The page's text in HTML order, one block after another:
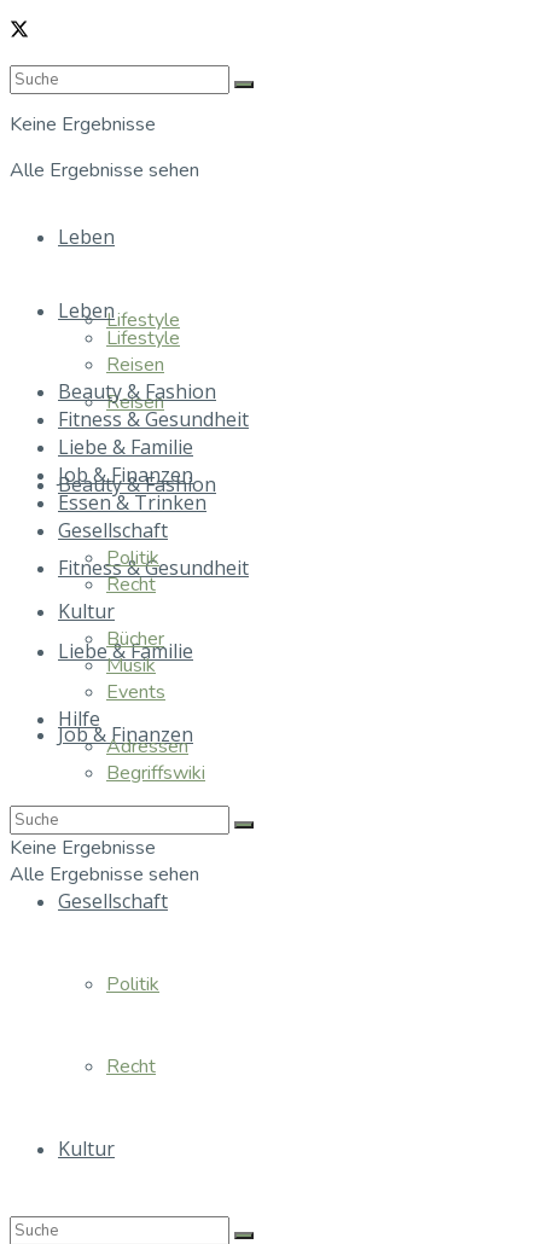
Keine Ergebnisse
Alle Ergebnisse sehen
Leben
Lifestyle
Reisen
Beauty & Fashion
Fitness & Gesundheit
Liebe & Familie
Job & Finanzen
Gesellschaft
Politik
Recht
Kultur
Leben
Lifestyle
Reisen
Beauty & Fashion
Fitness & Gesundheit
Liebe & Familie
Job & Finanzen
Essen & Trinken
Gesellschaft
Politik
Recht
Kultur
Bücher
Musik
Events
Hilfe
Adressen
Begriffswiki
Keine Ergebnisse
Alle Ergebnisse sehen